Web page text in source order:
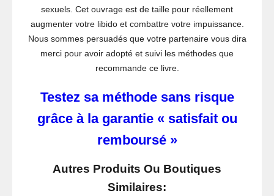
sexuels. Cet ouvrage est de taille pour réellement
augmenter votre libido et combattre votre impuissance.
Nous sommes persuadés que votre partenaire vous dira
merci pour avoir adopté et suivi les méthodes que
recommande ce livre.
Testez sa méthode sans risque
grâce à la garantie « satisfait ou
remboursé »
Autres Produits Ou Boutiques
Similaires: